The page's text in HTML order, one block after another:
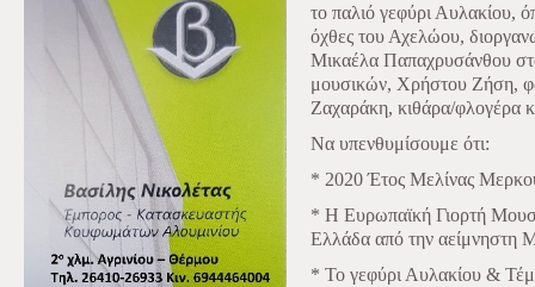
το παλιό γεφύρι Αυλακίου,
όχθες του Αχελώου,
Μικαέλα Παπαχρυσάνθου
μουσικών, Χρήστου Ζήση,
Ζαχαράκη, κιθάρα/φλογέρα
Να υπενθυμίσουμε ότι:
* 2020 Έτος Μελίνας
* Η Ευρωπαϊκή Γιορτή
Ελλάδα από την αείμνηστη
* Το γεφύρι Αυλακίου &